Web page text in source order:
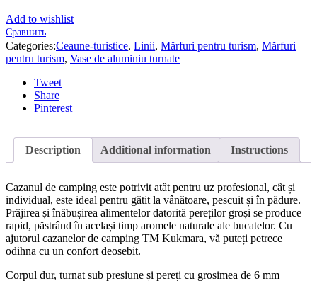
Add to wishlist
Сравнить
Categories:Ceaune-turistice, Linii, Mărfuri pentru turism, Mărfuri
pentru turism, Vase de aluminiu turnate
Tweet
Share
Pinterest
Description Additional information Instructions
Cazanul de camping este potrivit atât pentru uz profesional, cât și
individual, este ideal pentru gătit la vânătoare, pescuit și în pădure.
Prăjirea și înăbușirea alimentelor datorită pereților groși se produce
rapid, păstrând în același timp aromele naturale ale bucatelor. Cu
ajutorul cazanelor de camping TM Kukmara, vă puteți petrece
odihna cu un confort deosebit.
Corpul dur, turnat sub presiune și pereți cu grosimea de 6 mm